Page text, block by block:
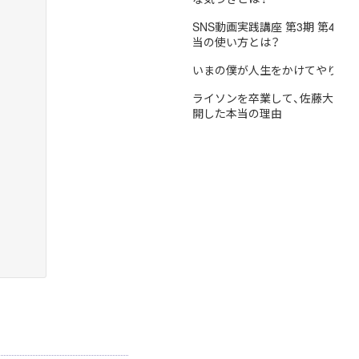
SNS動画実践講座 第3期 第4講
当の使い方とは？
いまの僕が人生をかけてやりた
ライソンを卒業して、佐藤大将
開した本当の理由